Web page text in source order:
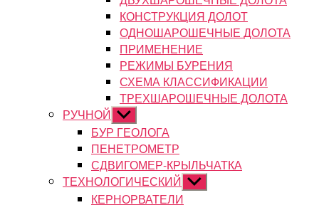
КОНСТРУКЦИЯ ДОЛОТ
ОДНОШАРОШЕЧНЫЕ ДОЛОТА
ПРИМЕНЕНИЕ
РЕЖИМЫ БУРЕНИЯ
СХЕМА КЛАССИФИКАЦИИ
ТРЕХШАРОШЕЧНЫЕ ДОЛОТА
РУЧНОЙ Показывать
подменю
БУР ГЕОЛОГА
ПЕНЕТРОМЕТР
СДВИГОМЕР-КРЫЛЬЧАТКА
ТЕХНОЛОГИЧЕСКИЙ Показывать
подменю
КЕРНОРВАТЕЛИ